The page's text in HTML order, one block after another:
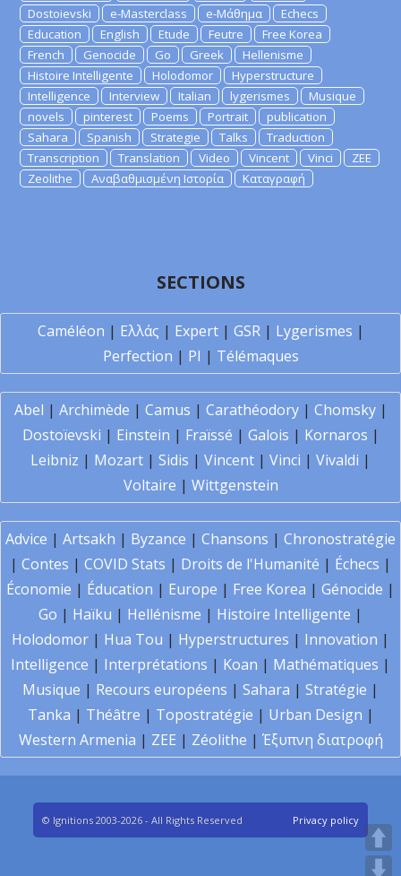
Dostoievski
e-Masterclass e-Μάθημα
Echecs
Education
English Etude Feutre
Free Korea
French
Genocide Go Greek
Hellenisme
Histoire Intelligente
Holodomor
Hyperstructure
Intelligence
Interview Italian lygerismes
Musique
novels
pinterest Poems Portrait
publication
Sahara
Spanish Strategie Talks
Traduction
Transcription
Translation Video Vincent Vinci
ZEE
Zeolithe
Αναβαθμισμένη Ιστορία Καταγραφή
SECTIONS
Caméléon | Ελλάς | Expert| GSR| Lygerismes |
Perfection | PI | Télémaques
Abel | Archimède | Camus | Carathéodory| Chomsky|
Dostoïevski | Einstein | Fraïssé | Galois | Kornaros |
Leibniz | Mozart | Sidis | Vincent | Vinci | Vivaldi |
Voltaire | Wittgenstein
Advice | Artsakh | Byzance | Chansons | Chronostratégie
| Contes | COVID Stats | Droits de l'Humanité | Échecs |
Économie | Éducation | Europe | Free Korea | Génocide |
Go | Haïku | Hellénisme | Histoire Intelligente |
Holodomor | Hua Tou | Hyperstructures | Innovation |
Intelligence | Interprétations | Koan | Mathématiques |
Musique | Recours européens | Sahara | Stratégie |
Tanka | Théâtre | Topostratégie | Urban Design |
Western Armenia | ZEE | Zéolithe | Έξυπνη διατροφή
© Ignitions 2003-2026 - All Rights Reserved Privacy policy